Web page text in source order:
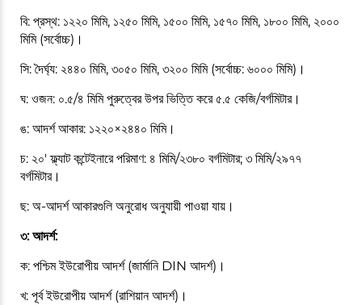
বি: প্রস্থ: ১২২০ মিমি, ১২৫০ মিমি, ১৫০০ মিমি, ১৫৭০ মিমি, ১৮০০ মিমি, ২০০০
মিমি (সর্বোচ্চ)।
সি: দৈর্ঘ্য: ২৪৪০ মিমি, ৩০৫০ মিমি, ৩২০০ মিমি (সর্বোচ্চ: ৬০০০ মিমি)।
ঘ: ওজন: ০.৫/৪ মিমি পুরুত্বের উপর ভিত্তি করে ৫.৫ কেজি/বর্গমিটার।
ঙ: আদর্শ আকার: ১২২০×২৪৪০ মিমি।
চ: ২০' ফ্ল্যাট কন্টেইনারে পরিমাণ: ৪ মিমি/২৩৮০ বর্গমিটার; ৩ মিমি/২৯৭৭
বর্গমিটার।
ছ: অ-আদর্শ আকারগুলি অনুরোধ অনুযায়ী পাওয়া যায়।
৩: আদর্শ:
ক: পশ্চিম ইউরোপীয় আদর্শ (জার্মানি DIN আদর্শ)।
খ: পূর্ব ইউরোপীয় আদর্শ (রাশিয়ান আদর্শ)।